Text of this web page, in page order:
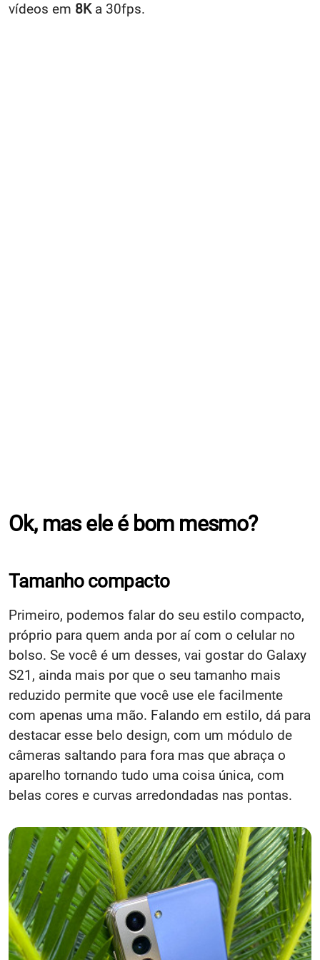
vídeos em 8K a 30fps.
Ok, mas ele é bom mesmo?
Tamanho compacto
Primeiro, podemos falar do seu estilo compacto,
próprio para quem anda por aí com o celular no
bolso. Se você é um desses, vai gostar do Galaxy
S21, ainda mais por que o seu tamanho mais
reduzido permite que você use ele facilmente
com apenas uma mão. Falando em estilo, dá para
destacar esse belo design, com um módulo de
câmeras saltando para fora mas que abraça o
aparelho tornando tudo uma coisa única, com
belas cores e curvas arredondadas nas pontas.